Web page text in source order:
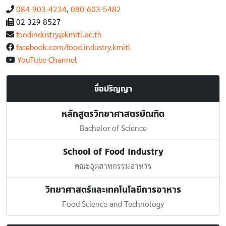
084-903-4234, 080-603-5482
02 329 8527
foodindustry@kmitl.ac.th
facebook.com/food.industry.kmitl
YouTube Channel
ชื่อปริญญา
หลักสูตรวิทยาศาสตรบัณฑิต
Bachelor of Science
School of Food Industry
คณะอุตสาหกรรมอาหาร
วิทยาศาสตร์และเทคโนโลยีการอาหาร
Food Science and Technology